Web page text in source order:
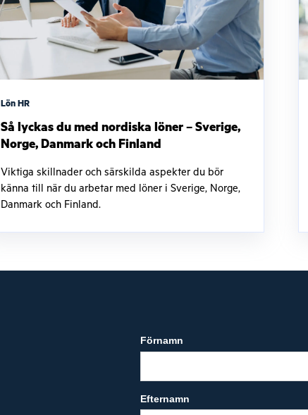
Lön HR
Så lyckas du med nordiska löner – Sverige,
Norge, Danmark och Finland
Viktiga skillnader och särskilda aspekter du bör
känna till när du arbetar med löner i Sverige, Norge,
Danmark och Finland.
Förnamn
Efternamn